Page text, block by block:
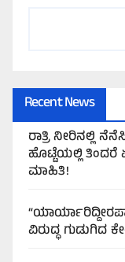
Recent News
ರಾತ್ರಿ ನೀರಿನಲ್ಲಿ
ಹೊಟ್ಟೆಯಲ್ಲಿ ತಿಂದರೆ
ಮಾಹಿತಿ!
ವಿರುದ್ಧ ಗುಡುಗಿದ